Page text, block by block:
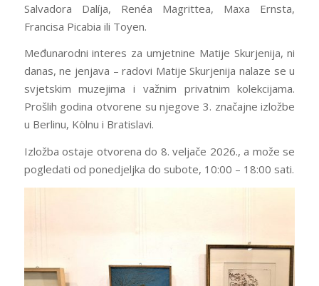
Salvadora Dalíja, Renéa Magrittea, Maxa Ernsta,
Francisa Picabia ili Toyen.
Međunarodni interes za umjetnine Matije Skurjenija, ni
danas, ne jenjava – radovi Matije Skurjenija nalaze se u
svjetskim muzejima i važnim privatnim kolekcijama.
Prošlih godina otvorene su njegove 3. značajne izložbe
u Berlinu, Kölnu i Bratislavi.
Izložba ostaje otvorena do 8. veljače 2026., a može se
pogledati od ponedjeljka do subote, 10:00 – 18:00 sati.